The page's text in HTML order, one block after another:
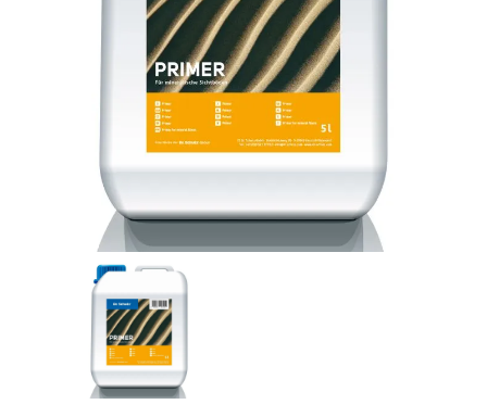
Gallus na podlahy Alpenblumen 4,75 l
Merida LAVABIN Plus 10 l Prostředek na podlahy s